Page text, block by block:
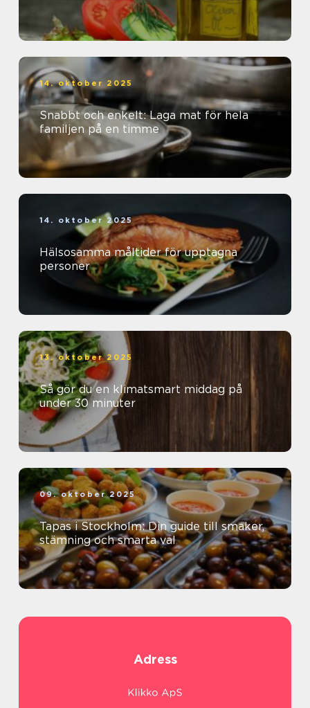
14. oktober 2025
Snabbt och enkelt: Laga mat för hela
familjen på en timme
14. oktober 2025
Hälsosamma måltider för upptagna
personer
13. oktober 2025
Så gör du en klimatsmart middag på
under 30 minuter
09. oktober 2025
Tapas i Stockholm: Din guide till smaker,
stämning och smarta val
Adress